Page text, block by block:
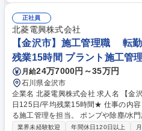
間休日125日◎
正社員
北菱電興株式会社
【金沢市】施工管理職 転
残業15時間 プラント施工管理
月給24万7000円～35万円
石川県金沢市
企業名 北菱電興株式会社 求人名 【金沢市】施工管理職 ★転勤無し/年間休
日125日/平均残業15時間★ 仕事の内容 ■公共/社会インフラの整備に関す
る施工管理を担当。 ポンプや除塵/水
備、遠隔監視システムに関連するプロジェク
業界未経験歓迎 年間休日120日以上